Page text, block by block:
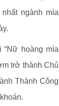
ngành mía
hoàng mía
trở thành Chủ
Thành Công